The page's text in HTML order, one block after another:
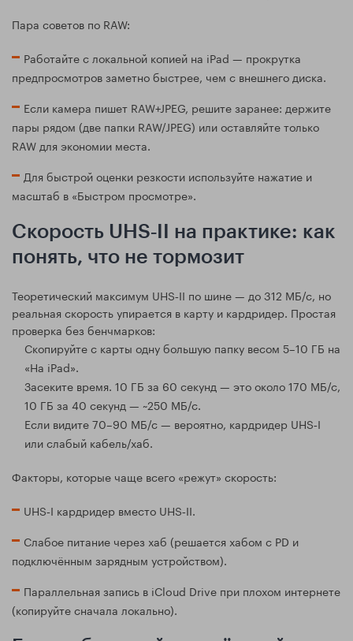
Пара советов по RAW:
Работайте с локальной копией на iPad — прокрутка
предпросмотров заметно быстрее, чем с внешнего диска.
Если камера пишет RAW+JPEG, решите заранее: держите
пары рядом (две папки RAW/JPEG) или оставляйте только
RAW для экономии места.
Для быстрой оценки резкости используйте нажатие и
масштаб в «Быстром просмотре».
Скорость UHS‑II на практике: как
понять, что не тормозит
Теоретический максимум UHS‑II по шине — до 312 МБ/с, но
реальная скорость упирается в карту и кардридер. Простая
проверка без бенчмарков:
Скопируйте с карты одну большую папку весом 5–10 ГБ на
«На iPad».
Засеките время. 10 ГБ за 60 секунд — это около 170 МБ/с,
10 ГБ за 40 секунд — ~250 МБ/с.
Если видите 70–90 МБ/с — вероятно, кардридер UHS‑I
или слабый кабель/хаб.
Факторы, которые чаще всего «режут» скорость:
UHS‑I кардридер вместо UHS‑II.
Слабое питание через хаб (решается хабом с PD и
подключённым зарядным устройством).
Параллельная запись в iCloud Drive при плохом интернете
(копируйте сначала локально).